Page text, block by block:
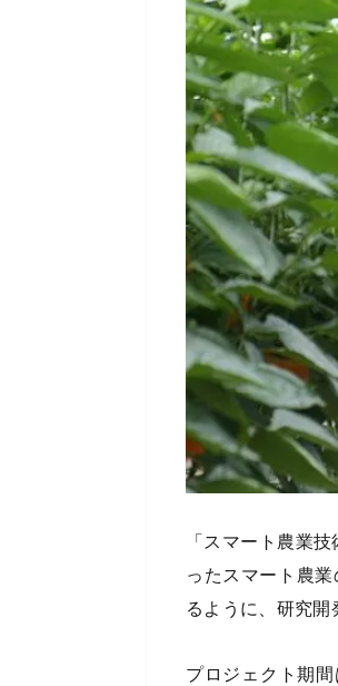
「スマート農業
ったスマート農
るように、研究開
プロジェクト期